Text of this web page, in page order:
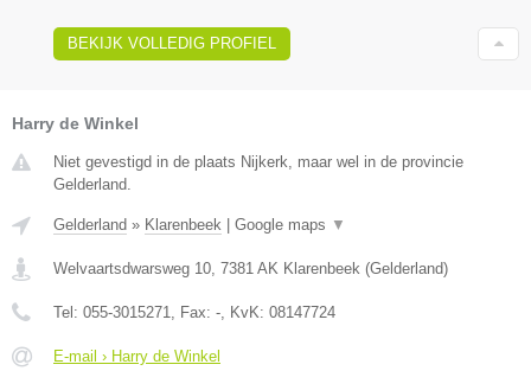
BEKIJK VOLLEDIG PROFIEL
Harry de Winkel
Niet gevestigd in de plaats Nijkerk, maar wel in de provincie
Gelderland.
Gelderland » Klarenbeek Google maps ▼
Welvaartsdwarsweg 10, 7381 AK Klarenbeek (Gelderland)
Tel: 055-3015271, Fax: -, KvK: 08147724
E-mail › Harry de Winkel